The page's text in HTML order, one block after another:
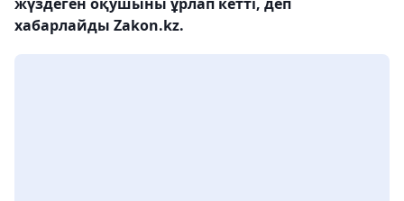
хабарлайды Zakon.kz.